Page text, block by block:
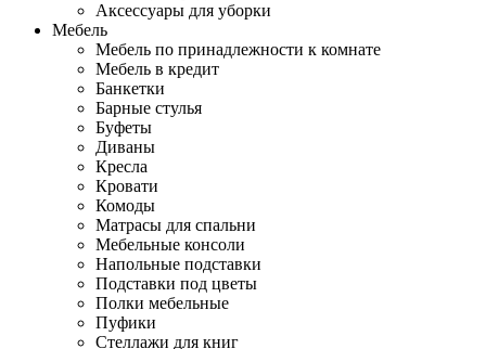
Аксессуары для уборки
Мебель
Мебель по принадлежности к комнате
Мебель в кредит
Банкетки
Барные стулья
Буфеты
Диваны
Кресла
Кровати
Комоды
Матрасы для спальни
Мебельные консоли
Напольные подставки
Подставки под цветы
Полки мебельные
Пуфики
Стеллажи для книг